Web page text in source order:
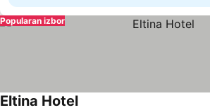
Popularan izbor
Eltina Hotel